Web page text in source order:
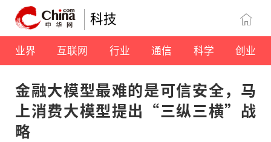
科技
业界 互联网 行业 通信 科学 创业
金融大模型最难的是可信安全，马
上消费大模型提出“三纵三横”战
略